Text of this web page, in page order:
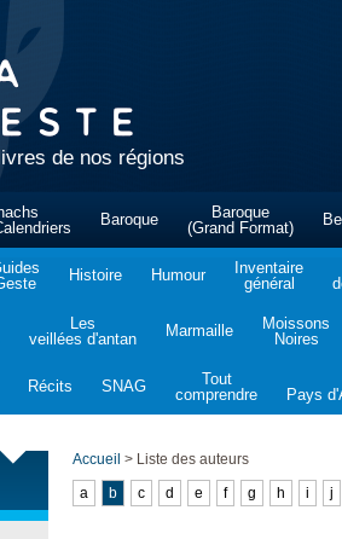
de nos régions
Baroque
Baroque
(Grand Format)
Histoire Humour
Inventaire
général
Les
veillées d'antan
Marmaille
Moissons
Noires
Récits SNAG
Tout
comprendre
Pays
Accueil > Liste des auteurs
a
b c d e f g h i j